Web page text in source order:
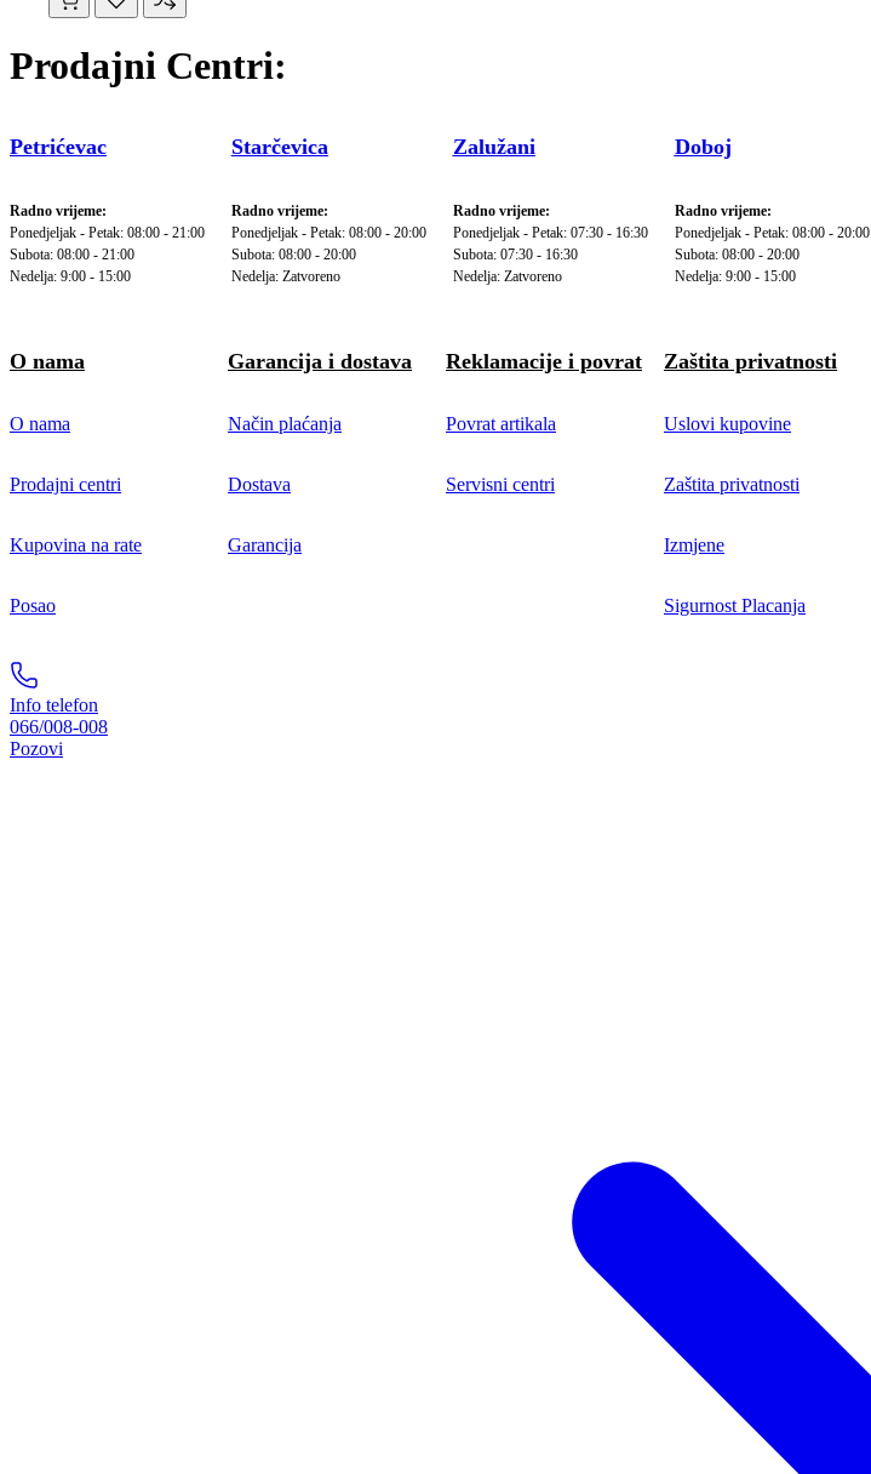
Prodajni Centri:
Petrićevac
Radno vrijeme:
Ponedjeljak - Petak: 08:00 - 21:00
Subota: 08:00 - 21:00
Nedelja: 9:00 - 15:00
Starčevica
Radno vrijeme:
Ponedjeljak - Petak: 08:00 - 20:00
Subota: 08:00 - 20:00
Nedelja: Zatvoreno
Zalužani
Radno vrijeme:
Ponedjeljak - Petak: 07:30 - 16:30
Subota: 07:30 - 16:30
Nedelja: Zatvoreno
Doboj
Radno vrijeme:
Ponedjeljak - Petak: 08:00 - 20:00
Subota: 08:00 - 20:00
Nedelja: 9:00 - 15:00
O nama
O nama
Prodajni centri
Kupovina na rate
Posao
Garancija i dostava
Način plaćanja
Dostava
Garancija
Reklamacije i povrat
Povrat artikala
Servisni centri
Zaštita privatnosti
Uslovi kupovine
Zaštita privatnosti
Izmjene
Sigurnost Placanja
Info telefon
066/008-008
Pozovi